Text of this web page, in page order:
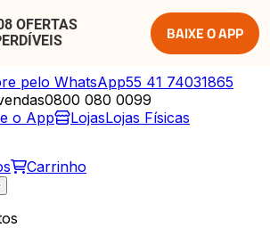
OFERTAS
BAIXE O APP
pelo WhatsApp55 41 74031865
0800 080 0099
o App LojasLojas Físicas
Carrinho